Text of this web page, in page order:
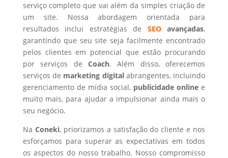
serviço completo que vai além da simples criação de
um site. Nossa abordagem orientada para
resultados inclui estratégias de SEOavançadas,
garantindo que seu site seja facilmente encontrado
pelos clientes em potencial que estão procurando
por serviços de Coach. Além disso, oferecemos
serviços de marketing digital abrangentes, incluindo
gerenciamento de mídia social, publicidade online e
muito mais, para ajudar a impulsionar ainda mais o
seu negócio.
Na Coneki, priorizamos a satisfação do cliente e nos
esforçamos para superar as expectativas em todos
os aspectos do nosso trabalho. Nosso compromisso